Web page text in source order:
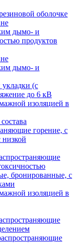
оболочке
дымо- и
продуктов
дымо- и
(с
до 6 кВ
изоляцией в
горение, с
бронированные, с
изоляцией в